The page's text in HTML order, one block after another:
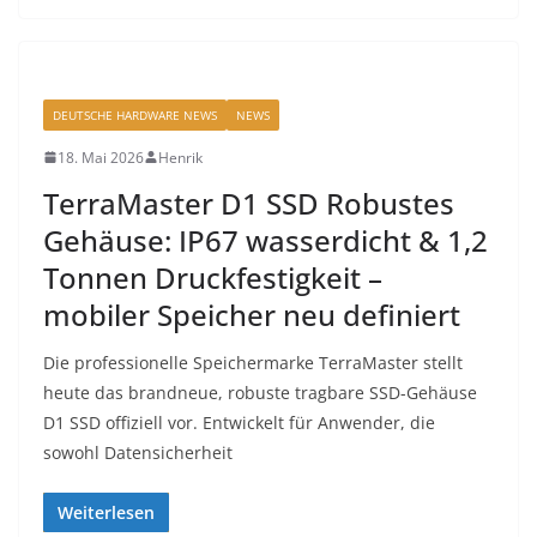
DEUTSCHE HARDWARE NEWS NEWS
18. Mai 2026 Henrik
TerraMaster D1 SSD Robustes
Gehäuse: IP67 wasserdicht & 1,2
Tonnen Druckfestigkeit –
mobiler Speicher neu definiert
Die professionelle Speichermarke TerraMaster stellt
heute das brandneue, robuste tragbare SSD-Gehäuse
D1 SSD offiziell vor. Entwickelt für Anwender, die
sowohl Datensicherheit
Weiterlesen